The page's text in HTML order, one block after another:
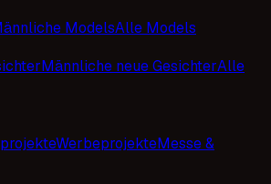
ModelsAlle Models
Männliche neue GesichterAlle
WerbeprojekteMesse &